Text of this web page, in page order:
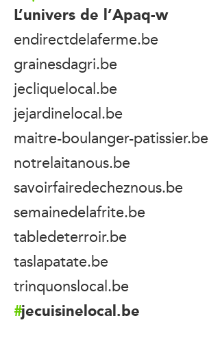
L’univers de l’Apaq-w
endirectdelaferme.be
grainesdagri.be
jecliquelocal.be
jejardinelocal.be
maitre-boulanger-patissier.be
notrelaitanous.be
savoirfairedecheznous.be
semainedelafrite.be
tabledeterroir.be
taslapatate.be
trinquonslocal.be
jecuisinelocal.be